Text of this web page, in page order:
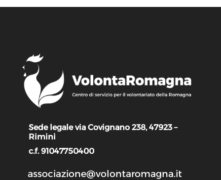
Sede legale via Covignano 238, 47923 –
Rimini
c.f. 91047750400
associazione@volontaromagna.it